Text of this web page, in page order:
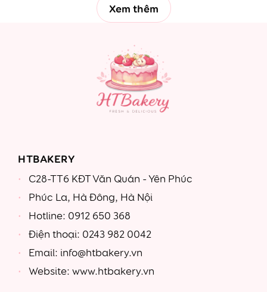
Xem thêm
HTBAKERY
C28-TT6 KĐT Văn Quán - Yên Phúc
Phúc La, Hà Đông, Hà Nội
Hotline: 0912 650 368
Điện thoại: 0243 982 0042
Email: info@htbakery.vn
Website: www.htbakery.vn